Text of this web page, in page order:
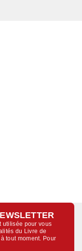
utilisée pour vous
du Livre de
tout moment. Pour